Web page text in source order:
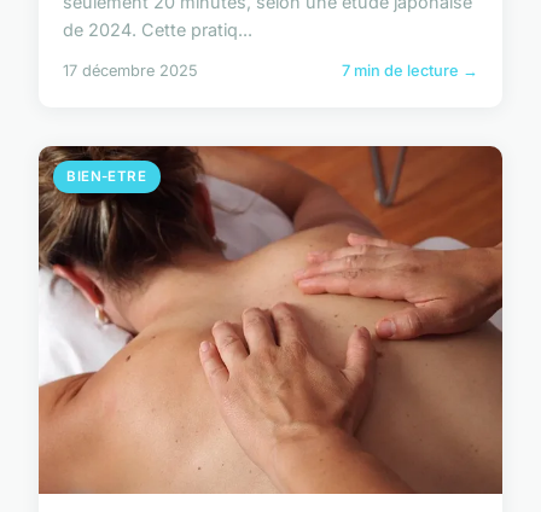
de 2024. Cette pratiq...
17 décembre 2025 7 min de lecture →
BIEN-ETRE